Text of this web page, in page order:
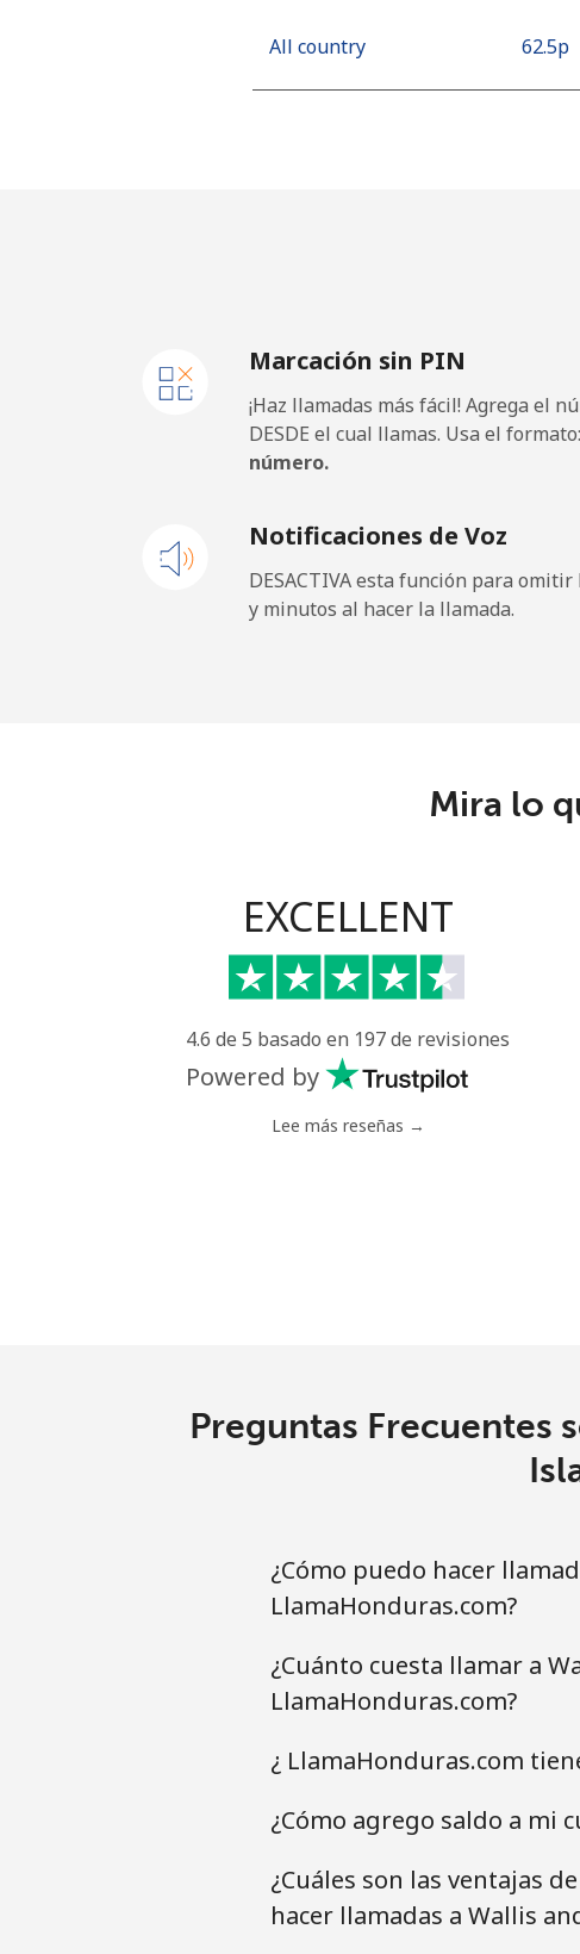
All country ⁦62.5p⁩
Marcación sin PIN
¡Haz llamadas más fácil! Agrega el
DESDE el cual llamas. Usa el formato:
número.
Notificaciones de Voz
DESACTIVA esta función para
y minutos al hacer la llamada.
Mira lo
EXCELLENT
4.6 de 5 basado en 197 de revisiones
Powered by
Lee más reseñas →
Preguntas Frecuentes
¿Cómo puedo hacer
LlamaHonduras.com?
¿Cuánto cuesta llamar a
LlamaHonduras.com?
¿ LlamaHonduras.com
¿Cómo agrego saldo a mi
¿Cuáles son las ventajas
hacer llamadas a Wallis